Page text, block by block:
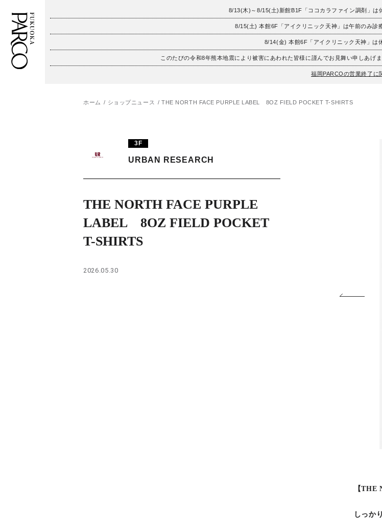
8/13(木)～8/15(土)新館B1F「ココカラファイン調剤」は
8/15(土) 本館6F「アイクリニック天神」は午前のみ診
8/14(金) 本館6F「アイクリニック天神」は
このたびの令和8年熊本地震により被害にあわれた皆様に謹んでお見舞い申しあげ
福岡PARCOの営業終了に
施設案内・アクセス
TAX FREE
ホーム ショップニュース THE NORTH FACE PURPLE LABEL 8OZ FIELD POCKET T-SHIRTS
3F
URBAN RESEARCH
THE NORTH FACE PURPLE
LABEL 8OZ FIELD POCKET
T-SHIRTS
2026.05.30
【
しっか